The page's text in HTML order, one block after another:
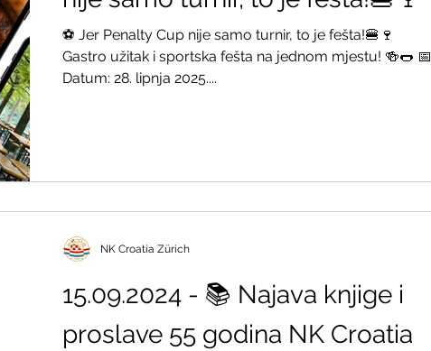
2004/2005 2003/2004 2002/2003
⚽️ Jer Penalty Cup nije samo turnir, to je fešta!🍔🍷
Gastro užitak i sportska fešta na jednom mjestu! 🍻🌭 📅
Datum: 28. lipnja 2025....
15.09.2024 - 📚 Najava knjige i
proslave 55 godina NK Croatia
NK Croatia Zürich